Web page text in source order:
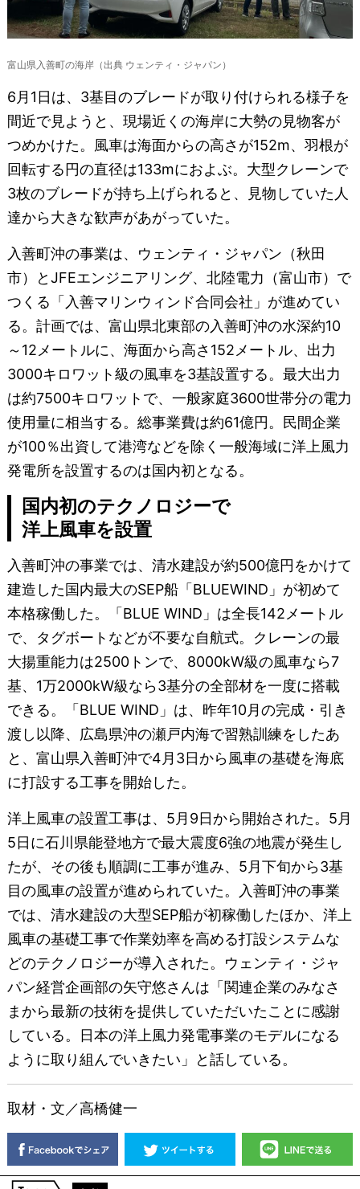
富山県入善町の海岸（出典 ウェンティ・ジャパン）
6月1日は、3基目のブレードが取り付けられる様子を
間近で見ようと、現場近くの海岸に大勢の見物客が
つめかけた。風車は海面からの高さが152m、羽根が
回転する円の直径は133mにおよぶ。大型クレーンで
3枚のブレードが持ち上げられると、見物していた人
達から大きな歓声があがっていた。
入善町沖の事業は、ウェンティ・ジャパン（秋田
市）とJFEエンジニアリング、北陸電力（富山市）で
つくる「入善マリンウィンド合同会社」が進めてい
る。計画では、富山県北東部の入善町沖の水深約10
～12メートルに、海面から高さ152メートル、出力
3000キロワット級の風車を3基設置する。最大出力
は約7500キロワットで、一般家庭3600世帯分の電力
使用量に相当する。総事業費は約61億円。民間企業
が100％出資して港湾などを除く一般海域に洋上風力
発電所を設置するのは国内初となる。
国内初のテクノロジーで
洋上風車を設置
入善町沖の事業では、清水建設が約500億円をかけて
建造した国内最大のSEP船「BLUEWIND」が初めて
本格稼働した。「BLUE WIND」は全長142メートル
で、タグボートなどが不要な自航式。クレーンの最
大揚重能力は2500トンで、8000kW級の風車なら7
基、1万2000kW級なら3基分の全部材を一度に搭載
できる。「BLUE WIND」は、昨年10月の完成・引き
渡し以降、広島県沖の瀬戸内海で習熟訓練をしたあ
と、富山県入善町沖で4月3日から風車の基礎を海底
に打設する工事を開始した。
洋上風車の設置工事は、5月9日から開始された。5月
5日に石川県能登地方で最大震度6強の地震が発生し
たが、その後も順調に工事が進み、5月下旬から3基
目の風車の設置が進められていた。入善町沖の事業
では、清水建設の大型SEP船が初稼働したほか、洋上
風車の基礎工事で作業効率を高める打設システムな
どのテクノロジーが導入された。ウェンティ・ジャ
パン経営企画部の矢守悠さんは「関連企業のみなさ
まから最新の技術を提供していただいたことに感謝
している。日本の洋上風力発電事業のモデルになる
ように取り組んでいきたい」と話している。
取材・文／高橋健一